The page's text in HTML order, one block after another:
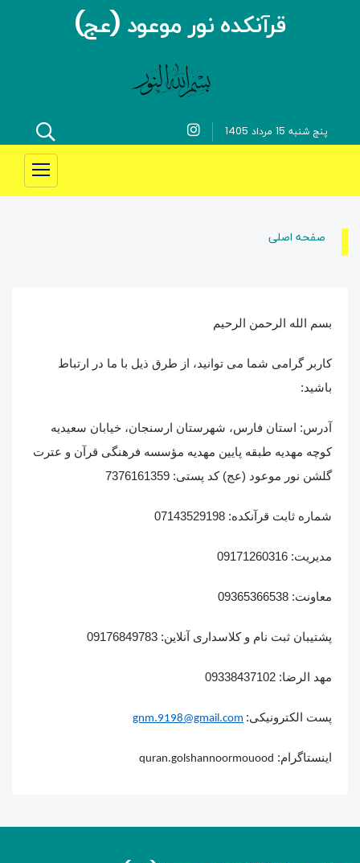
قرآنکده نور موعود (عج)
پنج شنبه 15 مرداد 1405
صفحه اصلی
بسم الله الرحمن الرحیم
کاربر گرامی شما می توانید، از طرق ذیل با ما در ارتباط
باشید:
آدرس: استان فارس، شهرستان ارسنجان، خیابان سعیدیه
کوچه مهدیه طبقه پایین مهدیه مؤسسه فرهنگی قرآن و عترت
گلشن نور موعود (عج) کد پستی: 7376161359
شماره ثابت قرآنکده: 07143529198
مدیریت: 09171260316
معاونت: 09365366538
پشتیبان ثبت نام و کلاسداری آنلاین: 09176849783
مهد الرضا: 09338437102
پست الکترونیکی: gnm.9198@gmail.com
اینستاگرام: quran.golshannoormouood